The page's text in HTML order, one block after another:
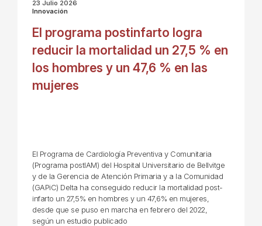
23 Julio 2026
Innovación
El programa postinfarto logra
reducir la mortalidad un 27,5 % en
los hombres y un 47,6 % en las
mujeres
El Programa de Cardiología Preventiva y Comunitaria
(Programa postIAM) del Hospital Universitario de Bellvitge
y de la Gerencia de Atención Primaria y a la Comunidad
(GAPiC) Delta ha conseguido reducir la mortalidad post-
infarto un 27,5% en hombres y un 47,6% en mujeres,
desde que se puso en marcha en febrero del 2022,
según un estudio publicado